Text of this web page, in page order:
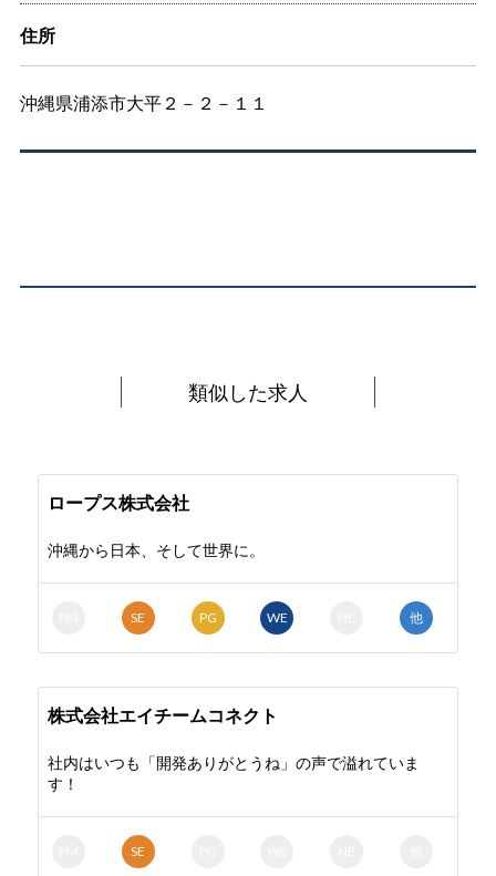
住所
沖縄県浦添市大平２－２－１１
類似した求人
ロープス株式会社
沖縄から日本、そして世界に。
SE PG WE 他
株式会社エイチームコネクト
社内はいつも「開発ありがとうね」の声で溢れていま
す！
SE